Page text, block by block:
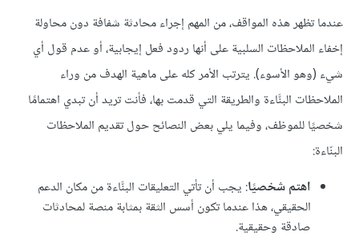
عندما تظهر هذه المواقف، من المهم إجراء محادثة شفافة دون محاولة
إخفاء الملاحظات السلبية على أنها ردود فعل إيجابية، أو عدم قول أي
شيء (وهو الأسوء). يترتب الأمر كله على ماهية الهدف من وراء
الملاحظات البنَّاءة والطريقة التي قدمت بها، فأنت تريد أن تبدي اهتمامًا
شخصيًا للموظف، وفيما يلي بعض النصائح حول تقديم الملاحظات
البنّاءة:
اهتم شخصيًا: يجب أن تأتي التعليقات البنَّاءة من مكان الدعم
الحقيقي، هذا عندما تكون أسس الثقة بمثابة منصة لمحادثات
صادقة وحقيقية.